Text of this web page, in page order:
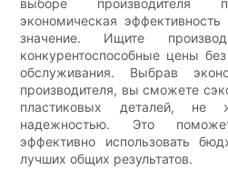
выборе производителя
экономическая
значение. Ищите
конкурентоспособные цены
обслуживания. Выбрав
производителя, вы сможете
пластиковых деталей, не
надежностью. Это
эффективно использовать
лучших общих результатов.